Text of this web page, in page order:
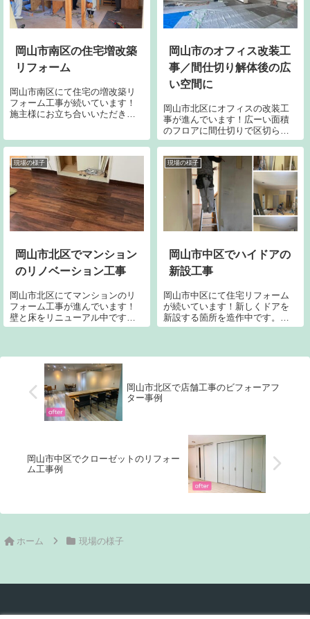
岡山市南区の住宅増改築
リフォーム
岡山市南区にて住宅の増改築リ
フォーム工事が続いています！
施主様にお立ち合いいただき細
にもこうした立ち合いは重要と
なります。一部屋一部屋の詳細
を再確認しメモ記録していきま
す。少しでも施主様...
岡山市のオフィス改装工
事／間仕切り解体後の広
い空間に
岡山市北区にオフィスの改装工
事が進んでいます！広ーい面積
のフロアに間仕切りで区切られ
ていたのですが解体して新しい
ーーっと広くなりました。運動
会できます、きっと。
現場の様子
岡山市北区でマンション
のリノベーション工事
岡山市北区にてマンションのリ
フォーム工事が進んでいます！
壁と床をリニューアル中です。
最近の床材はリアルです。本物
分かる程リアルに造られていま
す。リノベーションの世界は目
まぐるしく進んで...
現場の様子
岡山市中区でハイドアの
新設工事
岡山市中区にて住宅リフォーム
が続いています！新しくドアを
新設する箇所を造作中です。電
気配線も手際良く進めてくれて
ご親切な方々ばか...
岡山市北区で店舗工事のビフォーアフ
ター事例
岡山市中区でクローゼットのリフォー
ム工事例
ホーム 現場の様子